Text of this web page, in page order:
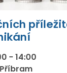
- 14:00